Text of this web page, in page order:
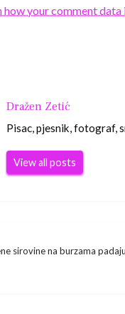
how your comment data
Dražen Zetić
Pisac, pjesnik, fotograf,
View all posts
sirovine na burzama